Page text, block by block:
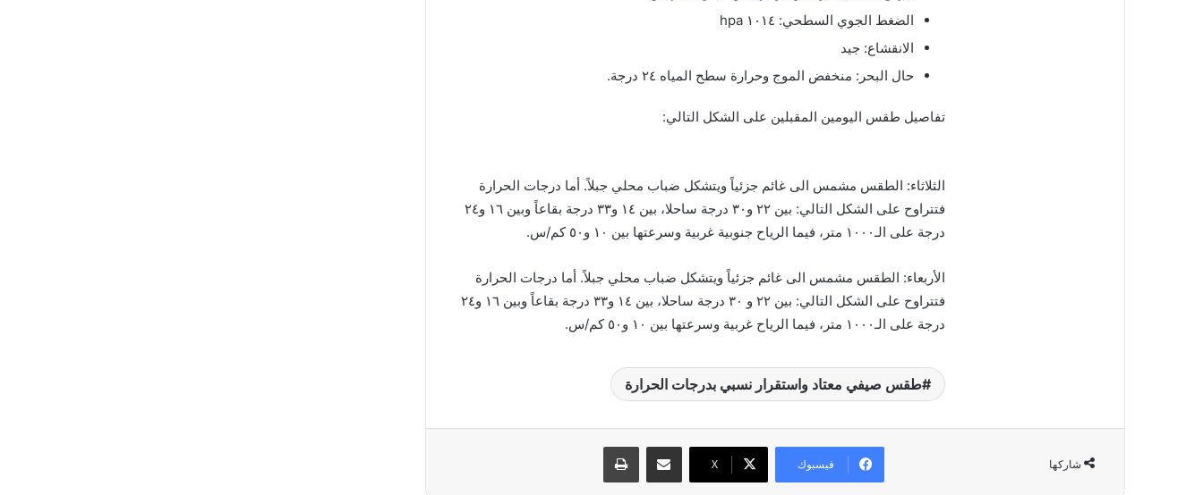
الضغط الجوي السطحي: ١٠١٤ hpa
الانقشاع: جيد
حال البحر: منخفض الموج وحرارة سطح المياه ٢٤ درجة.
تفاصيل طقس اليومين المقبلين على الشكل التالي:
الثلاثاء: الطقس مشمس الى غائم جزئياً ويتشكل ضباب محلي جبلاً. أما درجات الحرارة
فتتراوح على الشكل التالي: بين ٢٢ و٣٠ درجة ساحلا، بين ١٤ و٣٣ درجة بقاعاً وبين ١٦ و٢٤
درجة على الـ١٠٠٠ متر، فيما الرياح جنوبية غربية وسرعتها بين ١٠ و٥٠ كم/س.
الأربعاء: الطقس مشمس الى غائم جزئياً ويتشكل ضباب محلي جبلاً. أما درجات الحرارة
فتتراوح على الشكل التالي: بين ٢٢ و ٣٠ درجة ساحلا، بين ١٤ و٣٣ درجة بقاعاً وبين ١٦ و٢٤
درجة على الـ١٠٠٠ متر، فيما الرياح غربية وسرعتها بين ١٠ و٥٠ كم/س.
طقس صيفي معتاد واستقرار نسبي بدرجات الحرارة
شاركها فيسبوك X
مشاركة عبر البريد طباعة